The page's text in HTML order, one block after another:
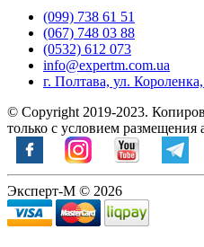
(099) 738 61 51
(067) 748 03 88
(0532) 612 073
info@expertm.com.ua
г. Полтава, ул.
© Copyright 2019-2023.
только с условием размещения
Эксперт-М © 2026